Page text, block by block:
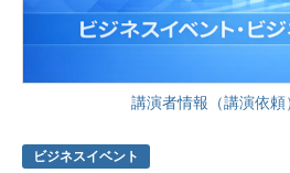
講演者情報（講演依頼
ビジネスイベント